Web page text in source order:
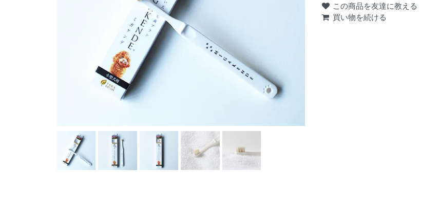
この商品を友達に教える
買い物を続ける